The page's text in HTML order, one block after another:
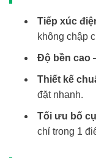
Tiếp xúc
không chập
Độ bền cao
Thiết kế
đặt nhanh.
Tối ưu bố
chỉ trong 1